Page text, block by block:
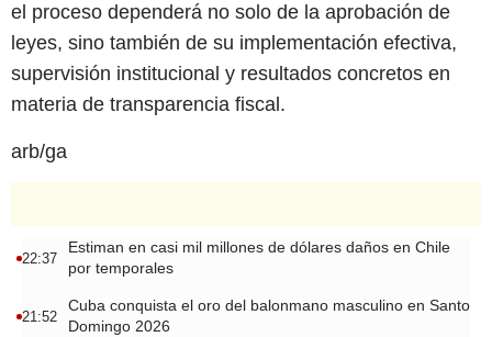
el proceso dependerá no solo de la aprobación de
leyes, sino también de su implementación efectiva,
supervisión institucional y resultados concretos en
materia de transparencia fiscal.
arb/ga
22:37
Estiman en casi mil millones de dólares daños en Chile
por temporales
21:52
Cuba conquista el oro del balonmano masculino en Santo
Domingo 2026